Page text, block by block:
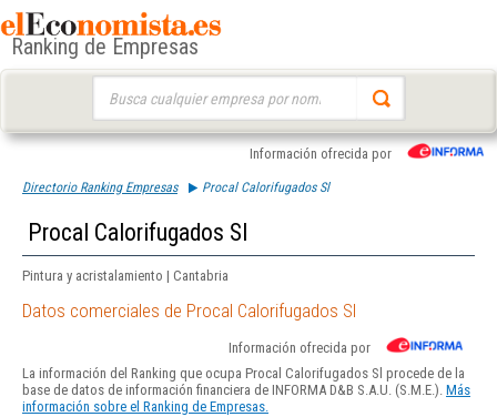
Ranking de Empresas
Información ofrecida por
Directorio Ranking Empresas Procal Calorifugados Sl
Procal Calorifugados Sl
Pintura y acristalamiento | Cantabria
Datos comerciales de Procal Calorifugados Sl
Información ofrecida por
La información del Ranking que ocupa Procal Calorifugados Sl procede de la
base de datos de información financiera de INFORMA D&B S.A.U. (S.M.E.). Más
información sobre el Ranking de Empresas.